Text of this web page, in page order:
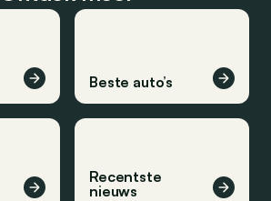
Beste auto’s
Recentste
nieuws